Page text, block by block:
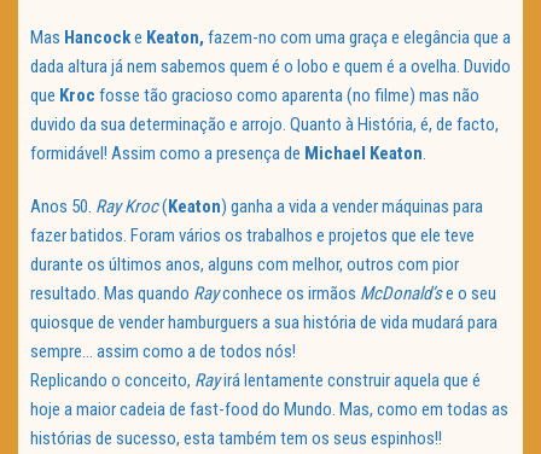
Mas Hancocke Keaton, fazem-no com uma graça e elegância que a
dada altura já nem sabemos quem é o lobo e quem é a ovelha. Duvido
que Kroc fosse tão gracioso como aparenta (no filme) mas não
duvido da sua determinação e arrojo. Quanto à História, é, de facto,
formidável! Assim como a presença de Michael Keaton.
Anos 50. Ray Kroc(Keaton) ganha a vida a vender máquinas para
fazer batidos. Foram vários os trabalhos e projetos que ele teve
durante os últimos anos, alguns com melhor, outros com pior
resultado. Mas quando Rayconhece os irmãos McDonald’se o seu
quiosque de vender hamburguers a sua história de vida mudará para
sempre… assim como a de todos nós!
Replicando o conceito, Rayirá lentamente construir aquela que é
hoje a maior cadeia de fast-food do Mundo. Mas, como em todas as
histórias de sucesso, esta também tem os seus espinhos!!